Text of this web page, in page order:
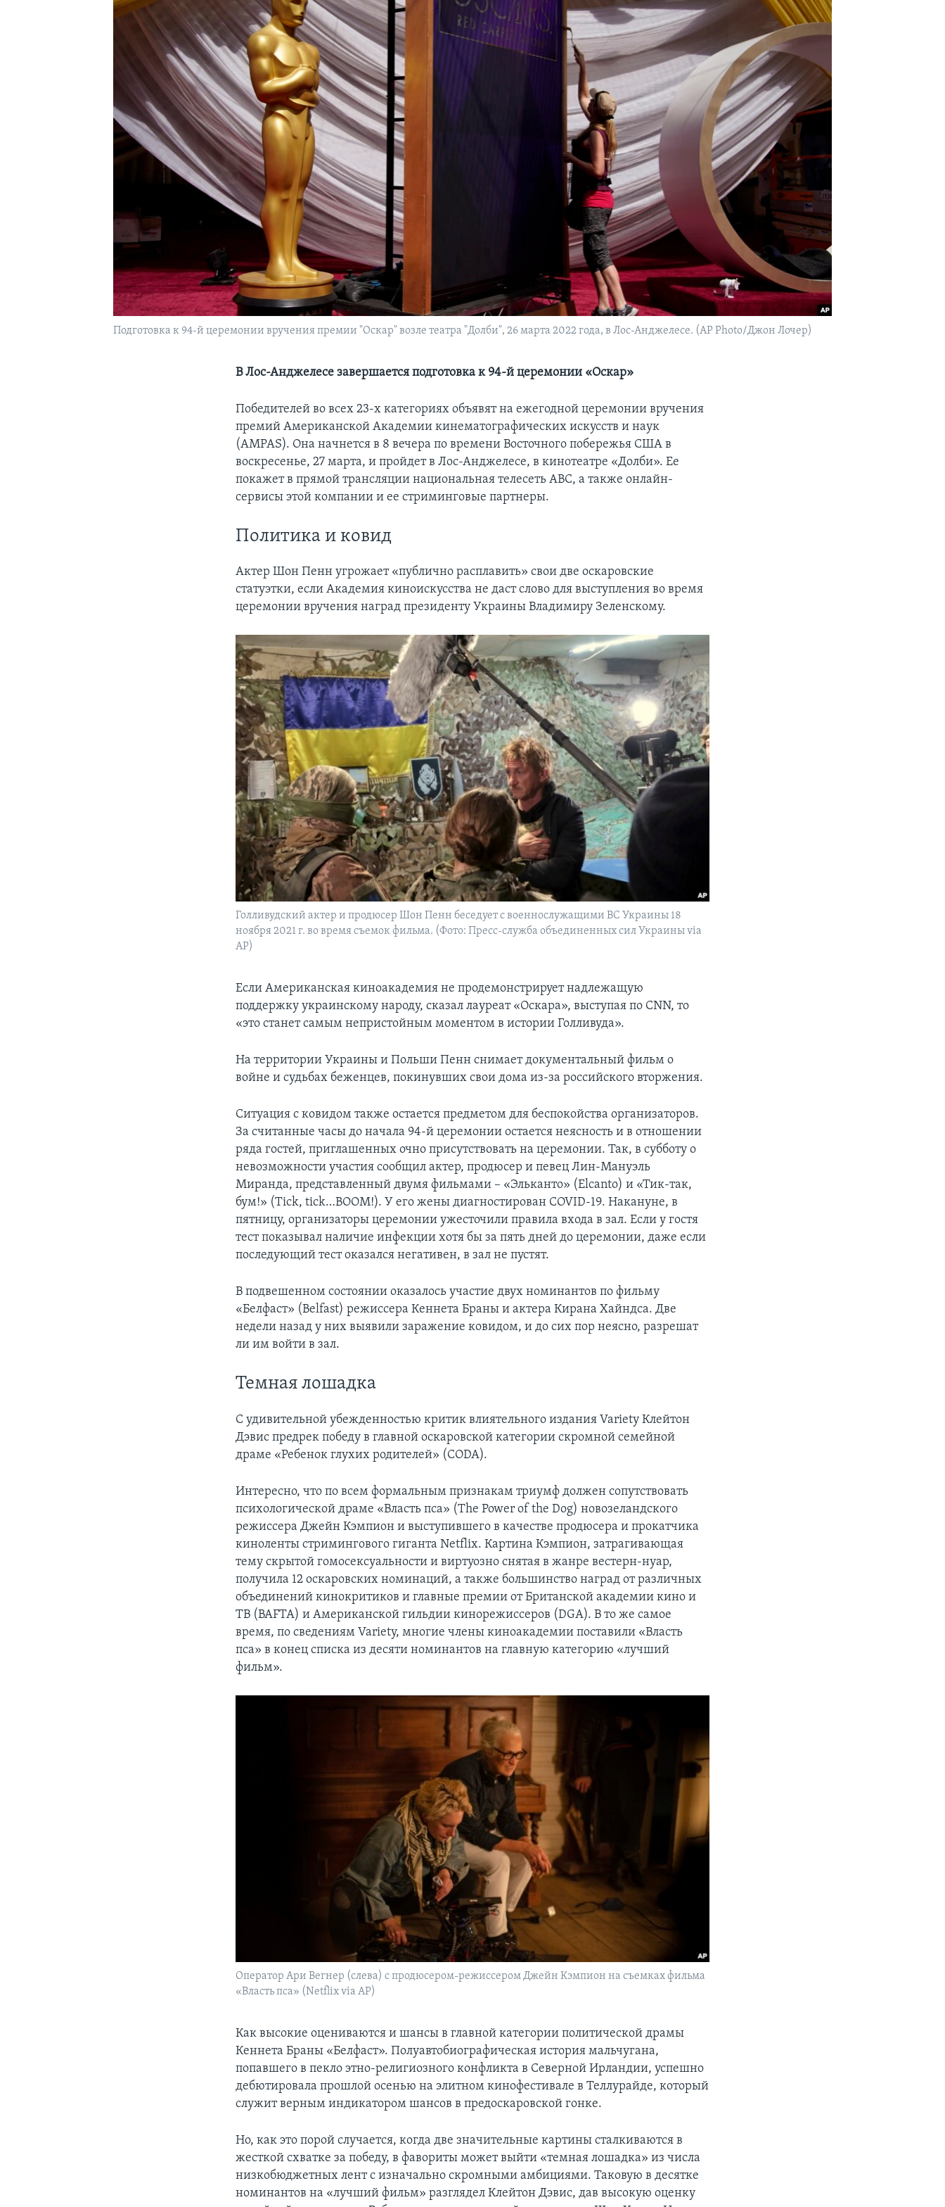
Подготовка к 94-й церемонии вручения премии "Оскар" возле театра "Долби", 26 марта 2022 года, в Лос-Анджелесе. (AP Photo/Джон Лочер)
В Лос-Анджелесе завершается подготовка к 94-й церемонии «Оскар»
Победителей во всех 23-х категориях объявят на ежегодной церемонии вручения
премий Американской Академии кинематографических искусств и наук
(AMPAS). Она начнется в 8 вечера по времени Восточного побережья США в
воскресенье, 27 марта, и пройдет в Лос-Анджелесе, в кинотеатре «Долби». Ее
покажет в прямой трансляции национальная телесеть ABC, а также онлайн-
сервисы этой компании и ее стриминговые партнеры.
Политика и ковид
Актер Шон Пенн угрожает «публично расплавить» свои две оскаровские
статуэтки, если Академия киноискусства не даст слово для выступления во время
церемонии вручения наград президенту Украины Владимиру Зеленскому.
Голливудский актер и продюсер Шон Пенн беседует с военнослужащими ВС Украины 18
ноября 2021 г. во время съемок фильма. (Фото: Пресс-служба объединенных сил Украины via
AP)
Если Американская киноакадемия не продемонстрирует надлежащую
поддержку украинскому народу, сказал лауреат «Оскара», выступая по CNN, то
«это станет самым непристойным моментом в истории Голливуда».
На территории Украины и Польши Пенн снимает документальный фильм о
войне и судьбах беженцев, покинувших свои дома из-за российского вторжения.
Ситуация с ковидом также остается предметом для беспокойства организаторов.
За считанные часы до начала 94-й церемонии остается неясность и в отношении
ряда гостей, приглашенных очно присутствовать на церемонии. Так, в субботу о
невозможности участия сообщил актер, продюсер и певец Лин-Мануэль
Миранда, представленный двумя фильмами – «Эльканто» (Elcanto) и «Тик-так,
бум!» (Tick, tick…BOOM!). У его жены диагностирован COVID-19. Накануне, в
пятницу, организаторы церемонии ужесточили правила входа в зал. Если у гостя
тест показывал наличие инфекции хотя бы за пять дней до церемонии, даже если
последующий тест оказался негативен, в зал не пустят.
В подвешенном состоянии оказалось участие двух номинантов по фильму
«Белфаст» (Belfast) режиссера Кеннета Браны и актера Кирана Хайндса. Две
недели назад у них выявили заражение ковидом, и до сих пор неясно, разрешат
ли им войти в зал.
Темная лошадка
С удивительной убежденностью критик влиятельного издания Variety Клейтон
Дэвис предрек победу в главной оскаровской категории скромной семейной
драме «Ребенок глухих родителей» (CODA).
Интересно, что по всем формальным признакам триумф должен сопутствовать
психологической драме «Власть пса» (The Power of the Dog) новозеландского
режиссера Джейн Кэмпион и выступившего в качестве продюсера и прокатчика
киноленты стримингового гиганта Netflix. Картина Кэмпион, затрагивающая
тему скрытой гомосексуальности и виртуозно снятая в жанре вестерн-нуар,
получила 12 оскаровских номинаций, а также большинство наград от различных
объединений кинокритиков и главные премии от Британской академии кино и
ТВ (BAFTA) и Американской гильдии кинорежиссеров (DGA). В то же самое
время, по сведениям Variety, многие члены киноакадемии поставили «Власть
пса» в конец списка из десяти номинантов на главную категорию «лучший
фильм».
Оператор Ари Вегнер (слева) с продюсером-режиссером Джейн Кэмпион на съемках фильма
«Власть пса» (Netflix via AP)
Как высокие оцениваются и шансы в главной категории политической драмы
Кеннета Браны «Белфаст». Полуавтобиографическая история мальчугана,
попавшего в пекло этно-религиозного конфликта в Северной Ирландии, успешно
дебютировала прошлой осенью на элитном кинофестивале в Теллурайде, который
служит верным индикатором шансов в предоскаровской гонке.
Но, как это порой случается, когда две значительные картины сталкиваются в
жесткой схватке за победу, в фавориты может выйти «темная лошадка» из числа
низкобюджетных лент с изначально скромными амбициями. Таковую в десятке
номинантов на «лучший фильм» разглядел Клейтон Дэвис, дав высокую оценку